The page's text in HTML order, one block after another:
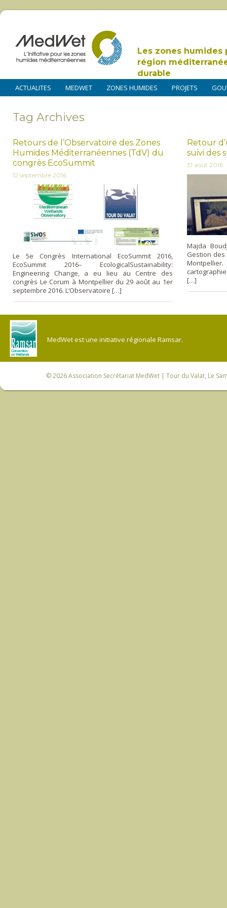
Les zones humides
région
durable
ACTUALITES MEDWET ZONES HUMIDES PROJETS
Tag Archives
Retours de l’Observatoire des Zones
Humides Méditerranéennes (TdV) du
congrès EcoSummit
12 septembre 2016
Le 5e Congrès International EcoSummit 2016,
EcoSummit 2016– EcologicalSustainability:
Engineering Change, a eu lieu au Centre des
congrès Le Corum à Montpellier du 29 août au 1er
septembre 2016. L’Observatoire […]
Retour
suivi des
31 août 2016
Majda
Gestion
[…]
MedWet est une initiative régionale Ramsar.
© 2026Association Secrétariat MedWet | Tour du Valat, Le